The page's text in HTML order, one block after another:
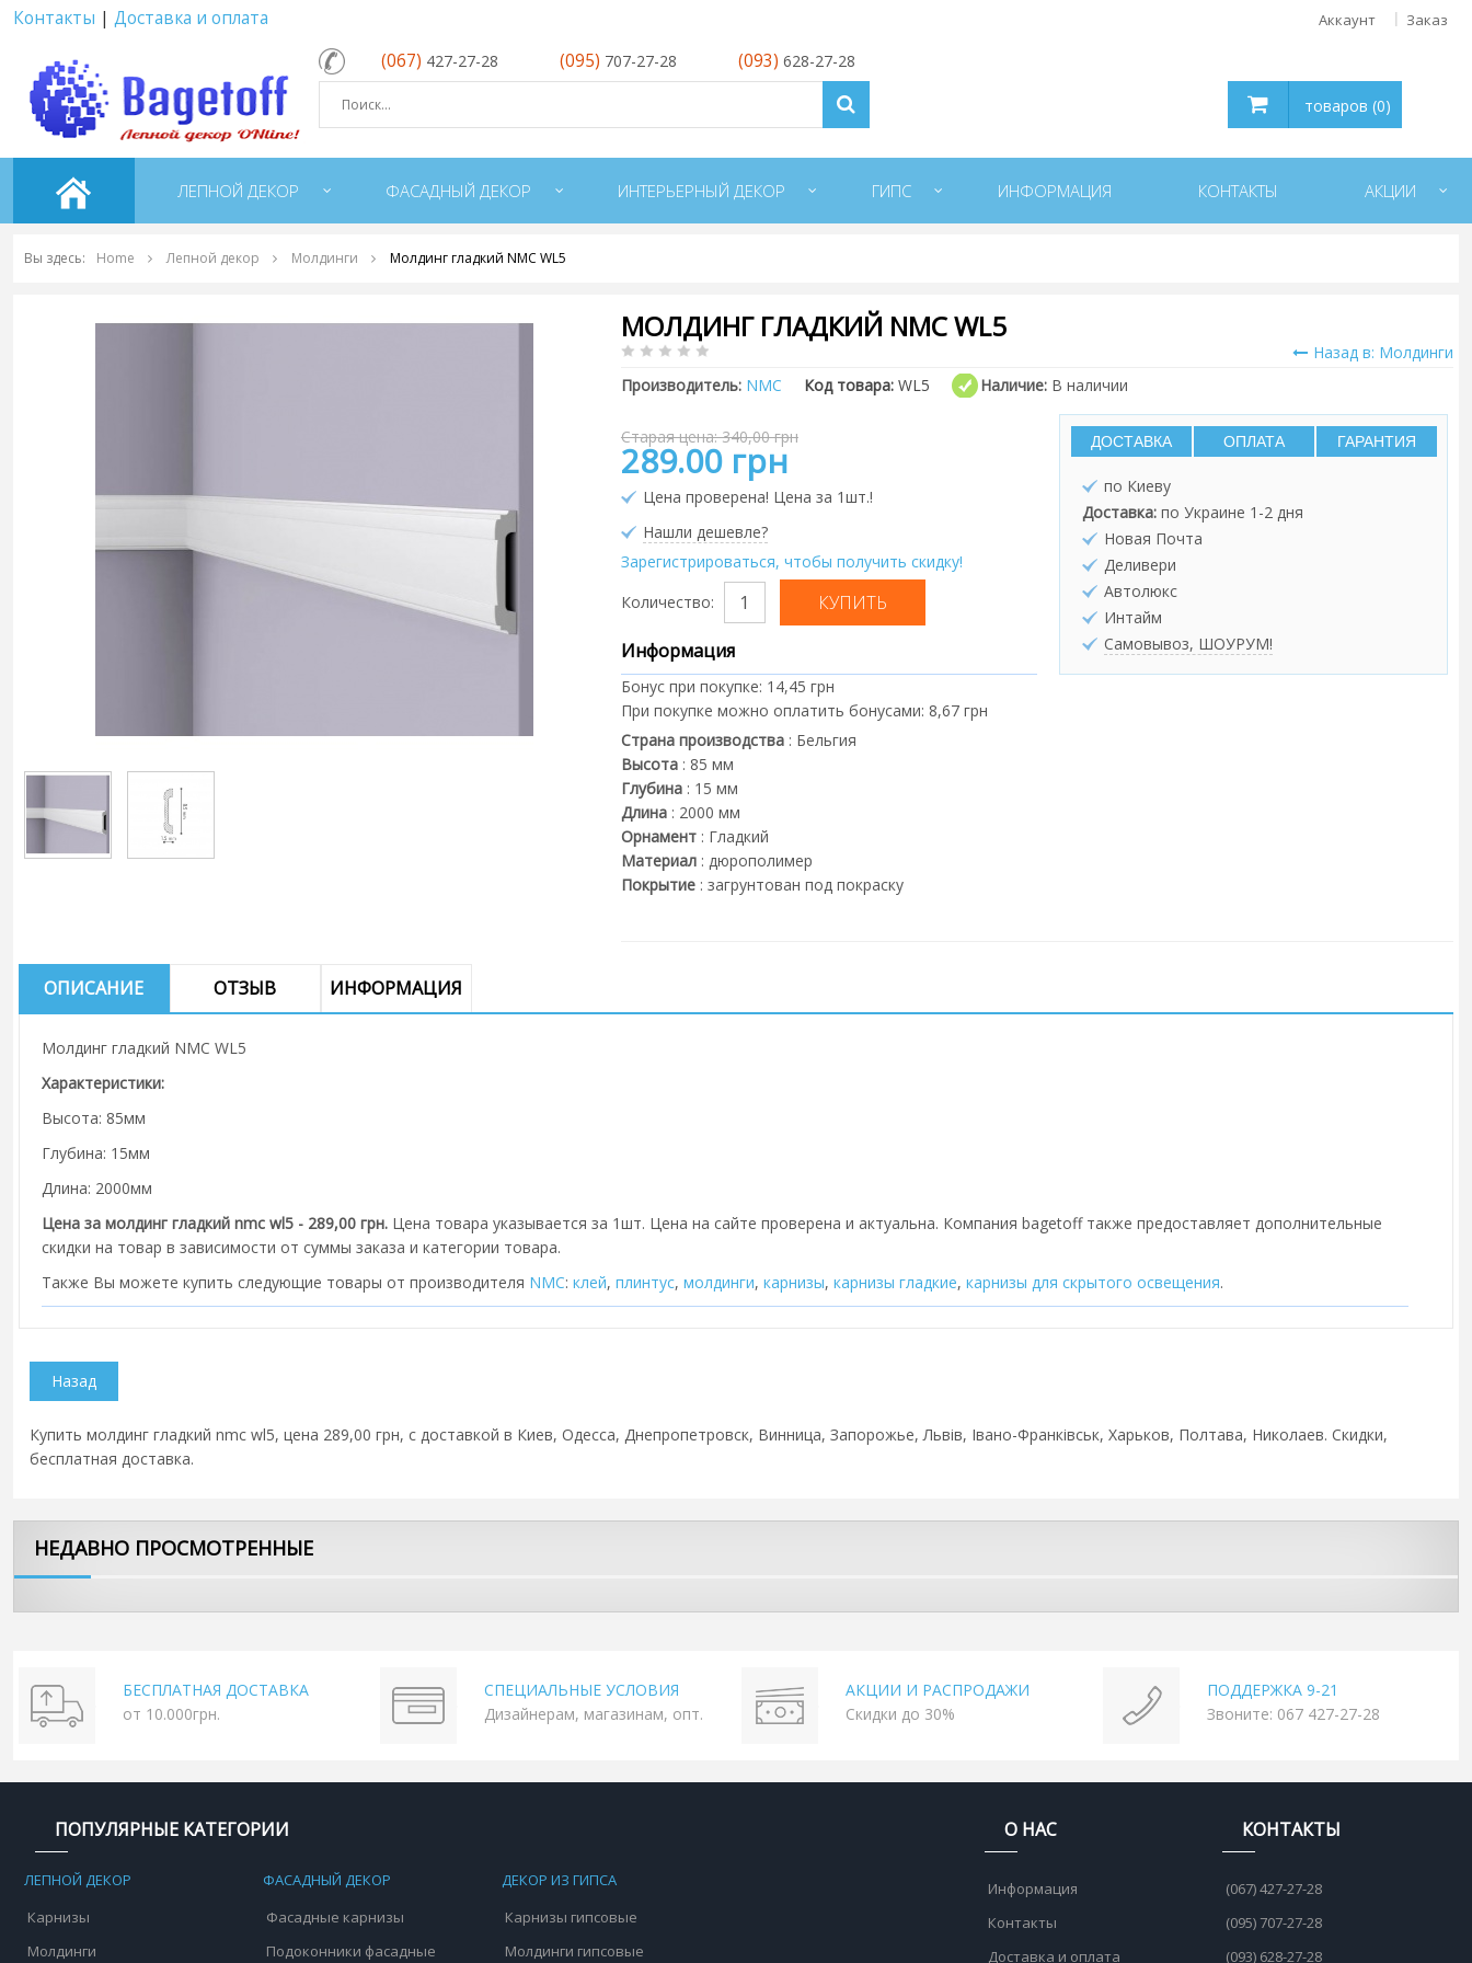
Контакты | Доставка и оплата Аккаунт Заказ
(067) 427-27-28 (095) 707-27-28 (093) 628-27-28
товаров (0)
ЛЕПНОЙ ДЕКОР ФАСАДНЫЙ ДЕКОР ИНТЕРЬЕРНЫЙ ДЕКОР ГИПС ИНФОРМАЦИЯ КОНТАКТЫ АКЦИИ
Вы здесь: Home Лепной декор Молдинги Молдинг гладкий NMC WL5
МОЛДИНГ ГЛАДКИЙ NMC WL5
Назад в: Молдинги
Производитель: NMC Код товара: WL5 Наличие: В наличии
Старая цена: 340,00 грн
289.00 грн
Цена проверена! Цена за 1шт.!
Нашли дешевле?
Зарегистрироваться, чтобы получить скидку!
Количество:
Информация
Бонус при покупке: 14,45 грн
При покупке можно оплатить бонусами: 8,67 грн
Страна производства: Бельгия
Высота: 85 мм
Глубина: 15 мм
Длина: 2000 мм
Орнамент: Гладкий
Материал: дюрополимер
Покрытие: загрунтован под покраску
ДОСТАВКА ОПЛАТА ГАРАНТИЯ
по Киеву
Доставка: по Украине 1-2 дня
Новая Почта
Деливери
Автолюкс
Интайм
Самовывоз, ШОУРУМ!
ОПИСАНИЕ ОТЗЫВ ИНФОРМАЦИЯ
Молдинг гладкий NMC WL5
Характеристики:
Высота: 85мм
Глубина: 15мм
Длина: 2000мм
Цена за молдинг гладкий nmc wl5 - 289,00 грн. Цена товара указывается за 1шт. Цена на сайте проверена и актуальна. Компания bagetoff также предоставляет дополнительные
скидки на товар в зависимости от суммы заказа и категории товара.
Также Вы можете купить следующие товары от производителя NMC: клей, плинтус, молдинги, карнизы, карнизы гладкие, карнизы для скрытого освещения.
Купить молдинг гладкий nmc wl5, цена 289,00 грн, с доставкой в Киев, Одесса, Днепропетровск, Винница, Запорожье, Львів, Івано-Франківськ, Харьков, Полтава, Николаев. Скидки,
бесплатная доставка.
НЕДАВНО ПРОСМОТРЕННЫЕ
БЕСПЛАТНАЯ ДОСТАВКА
от 10.000грн.
СПЕЦИАЛЬНЫЕ УСЛОВИЯ
Дизайнерам, магазинам, опт.
АКЦИИ И РАСПРОДАЖИ
Скидки до 30%
ПОДДЕРЖКА 9-21
Звоните: 067 427-27-28
ПОПУЛЯРНЫЕ КАТЕГОРИИ
ЛЕПНОЙ ДЕКОР
Карнизы
Молдинги
ФАСАДНЫЙ ДЕКОР
Фасадные карнизы
Подоконники фасадные
ДЕКОР ИЗ ГИПСА
Карнизы гипсовые
Молдинги гипсовые
О НАС
Информация
Контакты
Доставка и оплата
КОНТАКТЫ
(067) 427-27-28
(095) 707-27-28
(093) 628-27-28